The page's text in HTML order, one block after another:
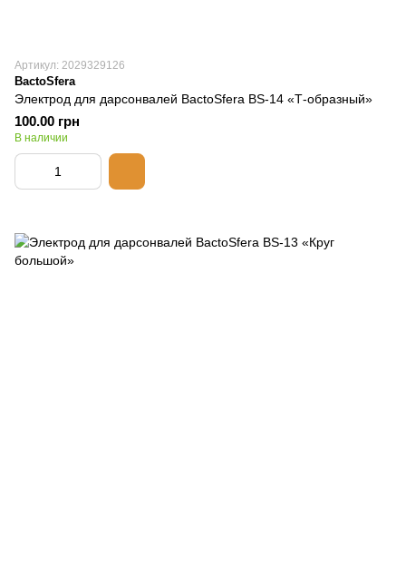
Артикул: 2029329126
BactoSfera
Электрод для дарсонвалей BactoSfera BS-14 «Т-образный»
100.00 грн
В наличии